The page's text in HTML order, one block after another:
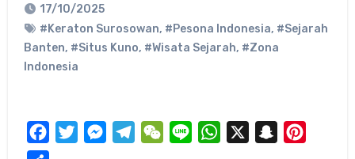
17/10/2025
#Keraton Surosowan, #Pesona Indonesia, #Sejarah
Banten, #Situs Kuno, #Wisata Sejarah, #Zona
Indonesia
FacebookTwitterMessengerTelegramWeChat
Line WhatsApp Snapchat